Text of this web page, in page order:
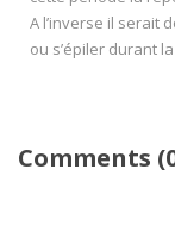
A l’inverse il serait
ou s’épiler durant
Comments